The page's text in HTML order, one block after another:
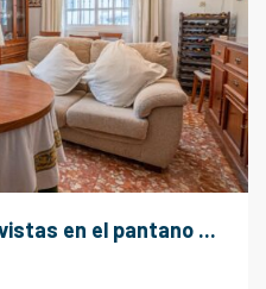
en el pantano ...